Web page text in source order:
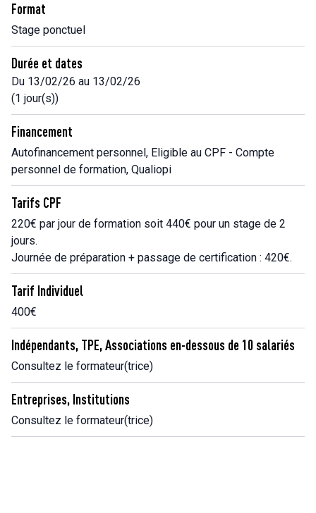
Format
Stage ponctuel
Durée et dates
Du 13/02/26 au 13/02/26
(1 jour(s))
Financement
Autofinancement personnel, Eligible au CPF - Compte
personnel de formation, Qualiopi
Tarifs CPF
220€ par jour de formation soit 440€ pour un stage de 2
jours.
Journée de préparation + passage de certification : 420€.
Tarif Individuel
400€
Indépendants, TPE, Associations en-dessous de 10 salariés
Consultez le formateur(trice)
Entreprises, Institutions
Consultez le formateur(trice)